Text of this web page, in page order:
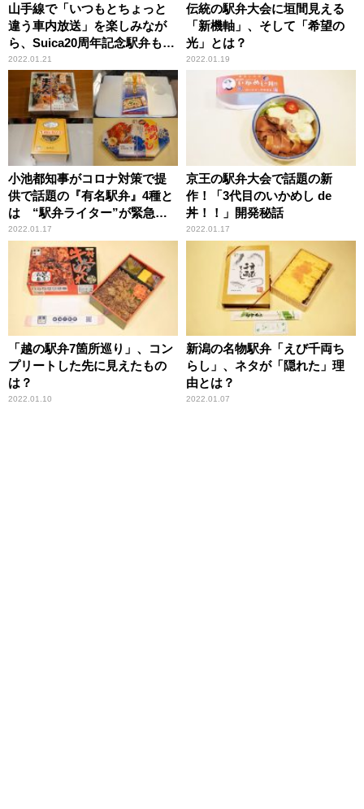
山手線で「いつもとちょっと
違う車内放送」を楽しみなが
ら、Suica20周年記念駅弁も新
発見！
2022.01.21
伝統の駅弁大会に垣間見える
「新機軸」、そして「希望の
光」とは？
2022.01.19
小池都知事がコロナ対策で提
供で話題の『有名駅弁』4種と
は “駅弁ライター”が緊急詳
細解説！
2022.01.17
京王の駅弁大会で話題の新
作！「3代目のいかめし de
丼！！」開発秘話
2022.01.17
「越の駅弁7箇所巡り」、コン
プリートした先に見えたもの
は？
2022.01.10
新潟の名物駅弁「えび千両ち
らし」、ネタが「隠れた」理
由とは？
2022.01.07